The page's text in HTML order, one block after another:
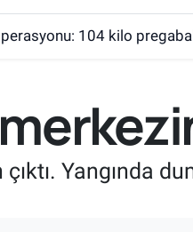
104 kilo
Yangında